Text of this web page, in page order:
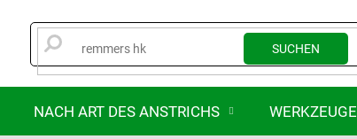
SUCHEN
NACH ART DES ANSTRICHS WERKZEUGE